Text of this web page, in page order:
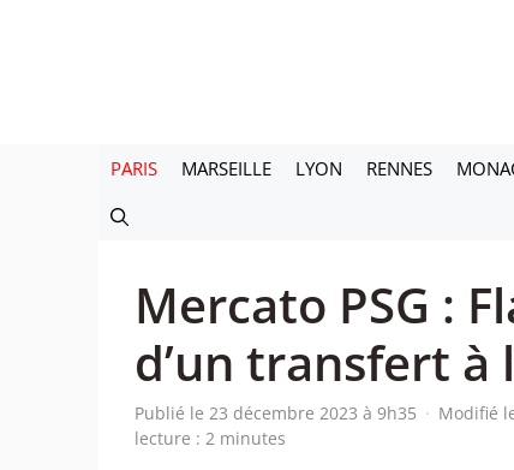
PARIS MARSEILLE LYON RENNES
Mercato PSG :
d’un transfert à
Publié le 23 décembre 2023 à 9h35 · Modifié
lecture : 2 minutes